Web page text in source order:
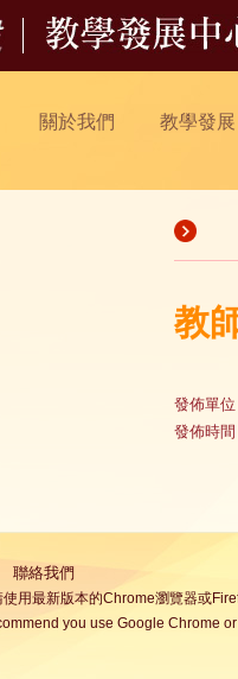
關於我們 教學發展
教
發佈單位
發佈時間
聯絡我們
用最新版本的Chrome瀏覽器或
you use Google Chrome